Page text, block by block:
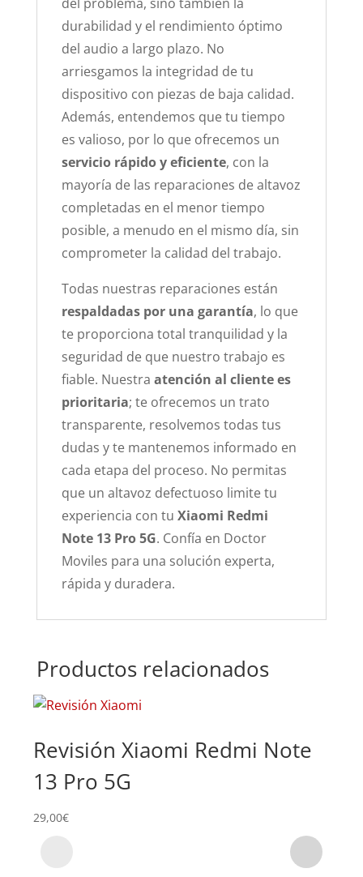
durabilidad y el rendimiento óptimo
del audio a largo plazo. No
arriesgamos la integridad de tu
dispositivo con piezas de baja calidad.
Además, entendemos que tu tiempo
es valioso, por lo que ofrecemos un
servicio rápido y eficiente, con la
mayoría de las reparaciones de altavoz
completadas en el menor tiempo
posible, a menudo en el mismo día, sin
comprometer la calidad del trabajo.
Todas nuestras reparaciones están
respaldadas por una garantía, lo que
te proporciona total tranquilidad y la
seguridad de que nuestro trabajo es
fiable. Nuestra atención al cliente es
prioritaria; te ofrecemos un trato
transparente, resolvemos todas tus
dudas y te mantenemos informado en
cada etapa del proceso. No permitas
que un altavoz defectuoso limite tu
experiencia con tu Xiaomi Redmi
Note 13 Pro 5G. Confía en Doctor
Moviles para una solución experta,
rápida y duradera.
Productos relacionados
Revisión Xiaomi Redmi Note
13 Pro 5G
29,00€